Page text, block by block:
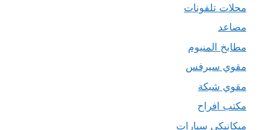
محلات تلفونات
مصاعد
مطابخ المنيوم
مقوي سيرفس
مقوي شبكة
مكتب افراح
ميكانيكي سيارات